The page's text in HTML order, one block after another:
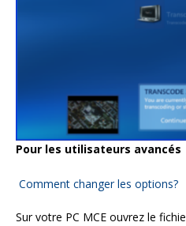
Pour les utilisateurs avancés
Comment changer les options?
Sur votre PC MCE ouvrez le